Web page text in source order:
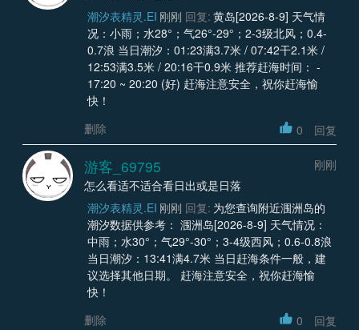
潮汐表精灵.EI 刚刚 回复: 黄岛[2026-8-9] 天气情
况：小雨；水28°；气26°-29°；2-3级北风；0.4-
0.7浪 当日潮汐：01:23满3.7米 / 07:42干2.1米 /
12:53满3.5米 / 20:16干0.9米 推荐赶海时间： -
17:20 ~ 20:20 (好) 赶海注意安全，祝你赶海愉
快！
删除
0 回复
游客_69795
刚刚
怎么看适不适合看日出或是日落
潮汐表精灵.EI 刚刚 回复: 为您查询附近涠洲岛的
潮汐数据供参考： 涠洲岛[2026-8-9] 天气情况：
中雨；水30°；气29°-30°；3-4级西风；0.6-0.8浪
当日潮汐：13:41满4.7米 当日赶海条件一般，建
议选择其他日期。 赶海注意安全，祝你赶海愉
快！
删除
0 回复